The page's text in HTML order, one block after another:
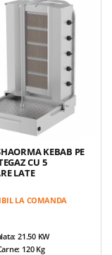
Amplasat In Partea
Carne Reglabila Pe 3
50 Kg
Aripioare Si Tava
KEBAB PE
CU 5
LATE
LA COMANDA
21.50 KW
120 Kg